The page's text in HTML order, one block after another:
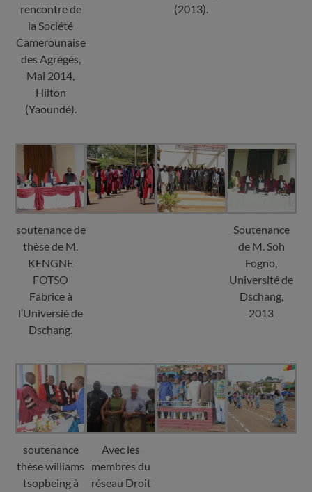
rencontre de
la Société
Camerounaise
des Agrégés,
Mai 2014,
Hilton
(Yaoundé).
(2013).
soutenance de
thèse de M.
KENGNE
FOTSO
Fabrice à
l’Universié de
Dschang.
Soutenance
de M. Soh
Fogno,
Université de
Dschang,
2013
soutenance
thèse williams
tsopbeing à
Avec les
membres du
réseau Droit